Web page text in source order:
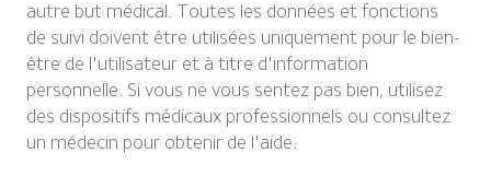
autre but médical. Toutes les données et fonctions
de suivi doivent être utilisées uniquement pour le bien-
être de l'utilisateur et à titre d'information
personnelle. Si vous ne vous sentez pas bien, utilisez
des dispositifs médicaux professionnels ou consultez
un médecin pour obtenir de l'aide.